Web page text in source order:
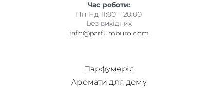
Час роботи:
Пн-Нд 11:00 – 20:00
Без вихідних
info@parfumburo.com
Парфумерія
Аромати для дому